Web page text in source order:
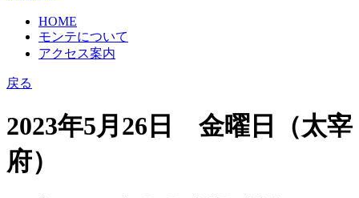
HOME
モンテについて
アクセス案内
戻る
2023年5月26日 金曜日（太宰
府）